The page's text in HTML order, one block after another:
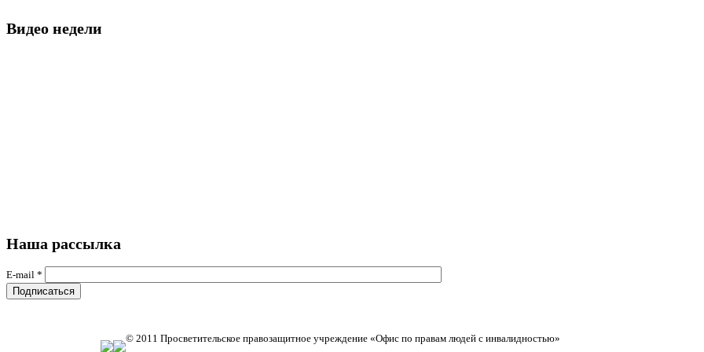
Видео недели
Наша рассылка
E-mail *
© 2011 Просветительское правозащитное учреждение «Офис по правам людей с инвалидностью»